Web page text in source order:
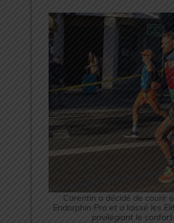
Corentin a décidé de courir
Endorphin Pro et a laissé les
privilégiant le confort